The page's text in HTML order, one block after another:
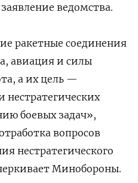
ведомства.
ракетные соединения
авиация и силы
а их цель —
боевых задач»,
вопросов
нестратегического
Минобороны.